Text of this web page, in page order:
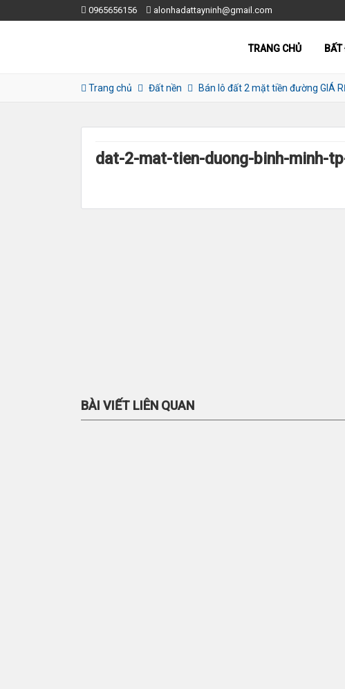
0965656156 alonhadattayninh@gmail.com
TRANG CHỦ
Trang chủ Đất nền Bán lô đất 2 mặt tiền đường GIÁ
dat-2-mat-tien-duong-binh-minh-
BÀI VIẾT LIÊN QUAN